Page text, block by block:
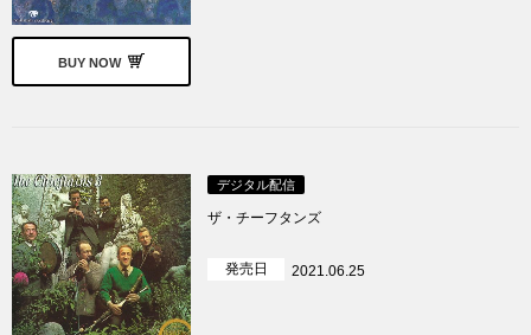
BUY NOW
デジタル配信
ザ・チーフタンズ
発売日 2021.06.25